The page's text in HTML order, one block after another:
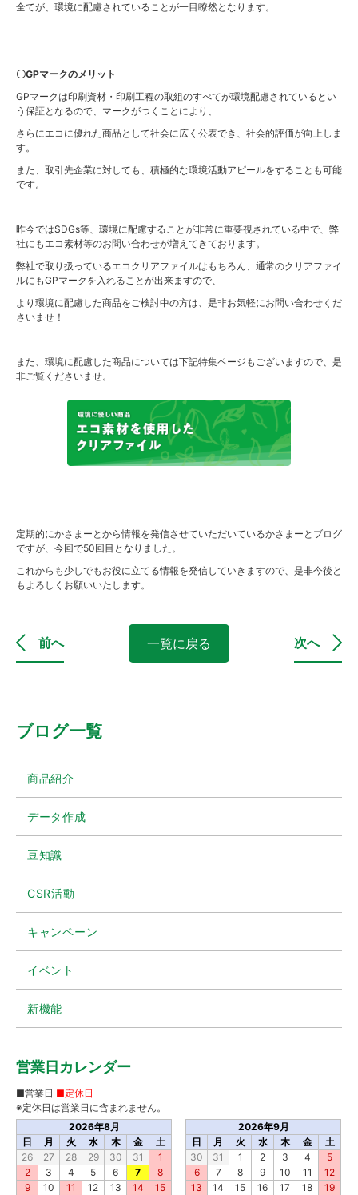
全てが、環境に配慮されていることが一目瞭然となります。
〇GPマークのメリット
GPマークは印刷資材・印刷工程の取組のすべてが環境配慮されているとい
う保証となるので、マークがつくことにより、
さらにエコに優れた商品として社会に広く公表でき、社会的評価が向上しま
す。
また、取引先企業に対しても、積極的な環境活動アピールをすることも可能
です。
昨今ではSDGs等、環境に配慮することが非常に重要視されている中で、弊
社にもエコ素材等のお問い合わせが増えてきております。
弊社で取り扱っているエコクリアファイルはもちろん、通常のクリアファイ
ルにもGPマークを入れることが出来ますので、
より環境に配慮した商品をご検討中の方は、是非お気軽にお問い合わせくだ
さいませ！
また、環境に配慮した商品については下記特集ページもございますので、是
非ご覧くださいませ。
定期的にかさまーとから情報を発信させていただいているかさまーとブログ
ですが、今回で50回目となりました。
これからも少しでもお役に立てる情報を発信していきますので、是非今後と
もよろしくお願いいたします。
前へ 一覧に戻る 次へ
ブログ一覧
商品紹介
データ作成
豆知識
CSR活動
キャンペーン
イベント
新機能
営業日カレンダー
2026年8月
日
月 火 水 木 金
土
26
27 28 29 30 31
1
2
3 4 5 6 7
8
9
10 11 12 13 14
15
2026年9月
日
月 火 水 木 金
土
30
31 1 2 3 4
5
6
7 8 9 10 11
12
13
14 15 16 17 18
19
■営業日 ■定休日
※定休日は営業日に含まれません。